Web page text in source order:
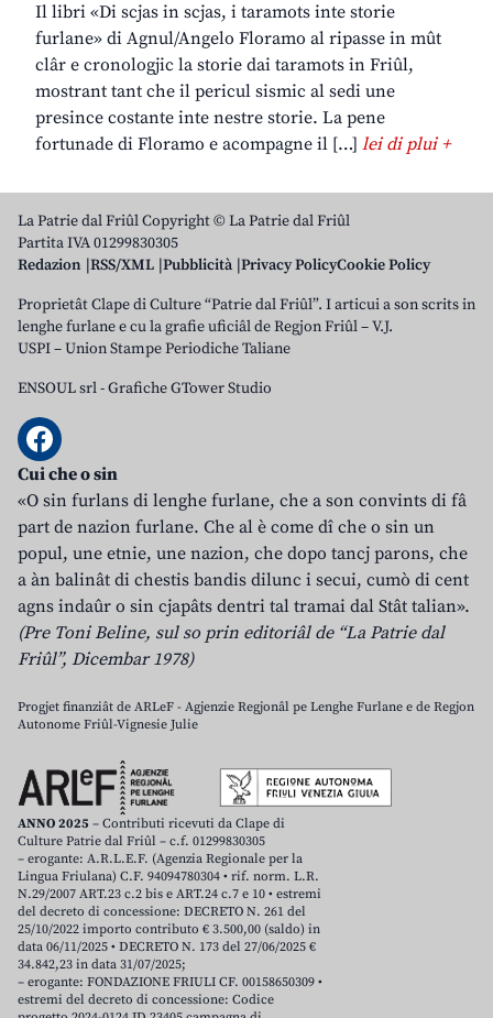
Il libri «Di scjas in scjas, i taramots inte storie
furlane» di Agnul/Angelo Floramo al ripasse in mût
clâr e cronologjic la storie dai taramots in Friûl,
mostrant tant che il pericul sismic al sedi une
presince costante inte nestre storie. La pene
fortunade di Floramo e acompagne il […] lei di plui +
La Patrie dal Friûl Copyright © La Patrie dal Friûl
Partita IVA 01299830305
Redazion RSS/XML Pubblicità Privacy PolicyCookie Policy
Proprietât Clape di Culture “Patrie dal Friûl”. I articui a son scrits in
lenghe furlane e cu la grafie uficiâl de Regjon Friûl – V.J.
USPI – Union Stampe Periodiche Taliane
ENSOUL srl-Grafiche GTower Studio
Cui che o sin
«O sin furlans di lenghe furlane, che a son convints di fâ
part de nazion furlane. Che al è come dî che o sin un
popul, une etnie, une nazion, che dopo tancj parons, che
a àn balinât di chestis bandis dilunc i secui, cumò di cent
agns indaûr o sin cjapâts dentri tal tramai dal Stât talian».
(Pre Toni Beline, sul so prin editoriâl de “La Patrie dal
Friûl”, Dicembar 1978)
Progjet finanziât de ARLeF - Agjenzie Regjonâl pe Lenghe Furlane e de Regjon
Autonome Friûl-Vignesie Julie
ANNO 2025 – Contributi ricevuti da Clape di
Culture Patrie dal Friûl – c.f. 01299830305
– erogante: A.R.L.E.F. (Agenzia Regionale per la
Lingua Friulana) C.F. 94094780304 • rif. norm. L.R.
N.29/2007 ART.23 c.2 bis e ART.24 c.7 e 10 • estremi
del decreto di concessione: DECRETO N. 261 del
25/10/2022 importo contributo € 3.500,00 (saldo) in
data 06/11/2025 • DECRETO N. 173 del 27/06/2025 €
34.842,23 in data 31/07/2025;
– erogante: FONDAZIONE FRIULI CF. 00158650309 •
estremi del decreto di concessione: Codice